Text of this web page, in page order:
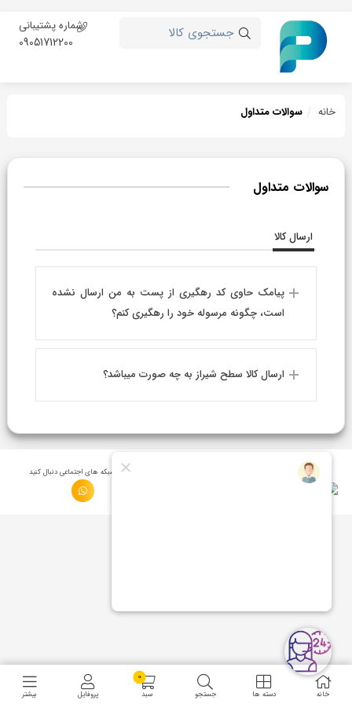
شماره پشتیبانی
09051712200 جستجوی کالا
خانه سوالات متداول
سوالات متداول
ارسال کالا
پیامک حاوی کد رهگیری از پست به من ارسال نشده
است، چگونه مرسوله خود را رهگیری کنم؟
ارسال کالا سطح شیراز به چه صورت میباشد؟
خانه دسته ها جستجو
0
سبد پروفایل بیشتر
ما را در شبكه های اجتماعی دنبال کنید